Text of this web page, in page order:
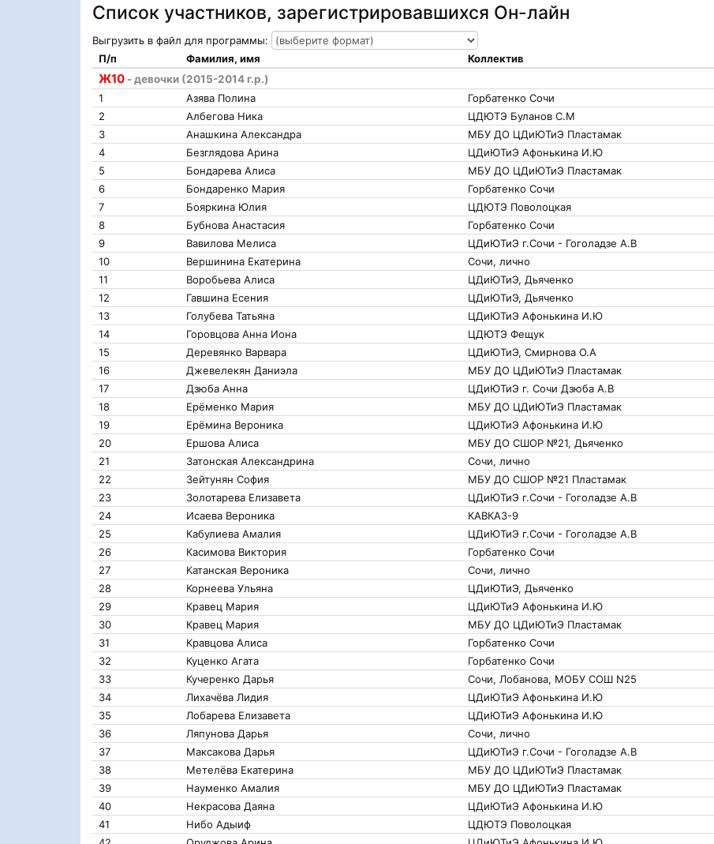
Список участников, зарегистрировавшихся Он-лайн
Выгрузить в файл для программы:
Ж10 - девочки (2015-2014 г.р.)
П/п Фамилия, имя Коллектив
1 Азява Полина Горбатенко Сочи
2
Албегова Ника ЦДЮТЭ Буланов С.М
3
Анашкина Александра МБУ ДО ЦДиЮТиЭ Пластамак
4
Безглядова Арина ЦДиЮТиЭ Афонькина И.Ю
5
Бондарева Алиса МБУ ДО ЦДиЮТиЭ Пластамак
6
Бондаренко Мария Горбатенко Сочи
7
Бояркина Юлия ЦДЮТЭ Поволоцкая
8
Бубнова Анастасия Горбатенко Сочи
9
Вавилова Мелиса ЦДиЮТиЭ г.Сочи - Гоголадзе А.В
10
Вершинина Екатерина Сочи, лично
11
Воробьева Алиса ЦДиЮТиЭ, Дьяченко
12
Гавшина Есения ЦДиЮТиЭ, Дьяченко
13
Голубева Татьяна ЦДиЮТиЭ Афонькина И.Ю
14
Горовцова Анна Иона ЦДЮТЭ Фещук
15
Деревянко Варвара ЦДиЮТиЭ, Смирнова О.А
16
Джевелекян Даниэла МБУ ДО ЦДиЮТиЭ Пластамак
17
Дзюба Анна ЦДиЮТиЭ г. Сочи Дзюба А.В
18
Ерёменко Мария МБУ ДО ЦДиЮТиЭ Пластамак
19
Ерёмина Вероника ЦДиЮТиЭ Афонькина И.Ю
20
Ершова Алиса МБУ ДО СШОР №21, Дьяченко
21
Затонская Александрина Сочи, лично
22
Зейтунян София МБУ ДО СШОР №21 Пластамак
23
Золотарева Елизавета ЦДиЮТиЭ г.Сочи - Гоголадзе А.В
24
Исаева Вероника КАВКАЗ-9
25
Кабулиева Амалия ЦДиЮТиЭ г.Сочи - Гоголадзе А.В
26
Касимова Виктория Горбатенко Сочи
27
Катанская Вероника Сочи, лично
28
Корнеева Ульяна ЦДиЮТиЭ, Дьяченко
29
Кравец Мария ЦДиЮТиЭ Афонькина И.Ю
30
Кравец Мария МБУ ДО ЦДиЮТиЭ Пластамак
31
Кравцова Алиса Горбатенко Сочи
32
Куценко Агата Горбатенко Сочи
33
Кучеренко Дарья Сочи, Лобанова, МОБУ СОШ N25
34
Лихачёва Лидия ЦДиЮТиЭ Афонькина И.Ю
35
Лобарева Елизавета ЦДиЮТиЭ Афонькина И.Ю
36
Ляпунова Дарья Сочи, лично
37
Максакова Дарья ЦДиЮТиЭ г.Сочи - Гоголадзе А.В
38
Метелёва Екатерина МБУ ДО ЦДиЮТиЭ Пластамак
39
Науменко Амалия МБУ ДО ЦДиЮТиЭ Пластамак
40
Некрасова Даяна ЦДиЮТиЭ Афонькина И.Ю
41
Нибо Адыиф ЦДЮТЭ Поволоцкая